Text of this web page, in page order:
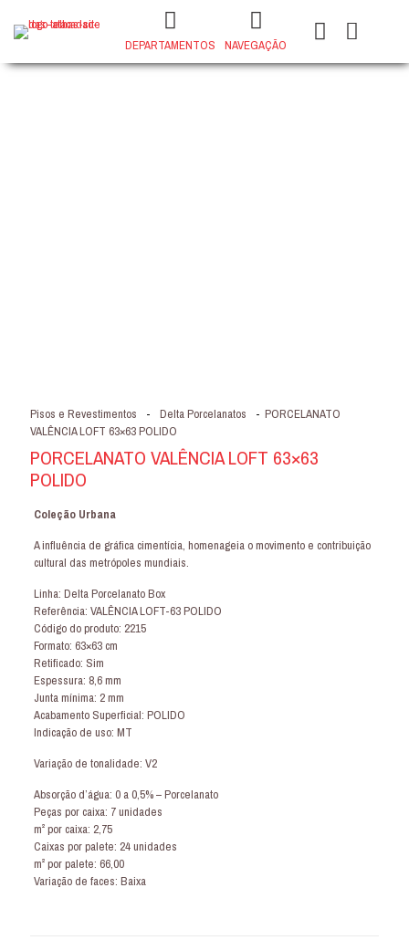
DEPARTAMENTOS NAVEGAÇÃO
Pisos e Revestimentos - Delta Porcelanatos - PORCELANATO
VALÊNCIA LOFT 63×63 POLIDO
PORCELANATO VALÊNCIA LOFT 63×63
POLIDO
Coleção Urbana
A influência de gráfica cimentícia, homenageia o movimento e contribuição
cultural das metrópoles mundiais.
Linha: Delta Porcelanato Box
Referência: VALÊNCIA LOFT-63 POLIDO
Código do produto: 2215
Formato: 63×63 cm
Retificado: Sim
Espessura: 8,6 mm
Junta mínima: 2 mm
Acabamento Superficial: POLIDO
Indicação de uso: MT
Variação de tonalidade: V2
Absorção d’água: 0 a 0,5% – Porcelanato
Peças por caixa: 7 unidades
m² por caixa: 2,75
Caixas por palete: 24 unidades
m² por palete: 66,00
Variação de faces: Baixa